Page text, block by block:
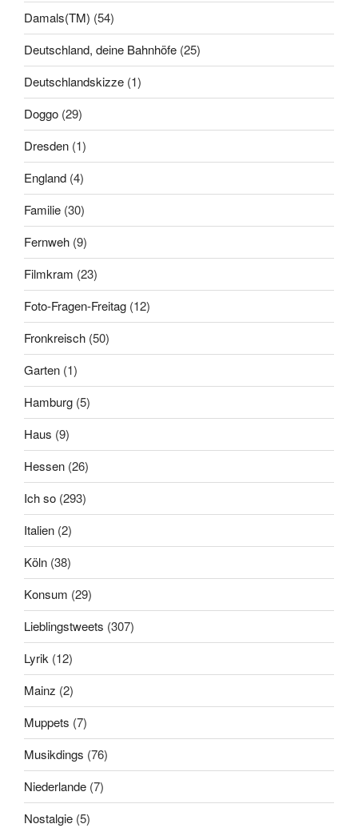
Damals(TM) (54)
Deutschland, deine Bahnhöfe (25)
Deutschlandskizze (1)
Doggo (29)
Dresden (1)
England (4)
Familie (30)
Fernweh (9)
Filmkram (23)
Foto-Fragen-Freitag (12)
Fronkreisch (50)
Garten (1)
Hamburg (5)
Haus (9)
Hessen (26)
Ich so (293)
Italien (2)
Köln (38)
Konsum (29)
Lieblingstweets (307)
Lyrik (12)
Mainz (2)
Muppets (7)
Musikdings (76)
Niederlande (7)
Nostalgie (5)